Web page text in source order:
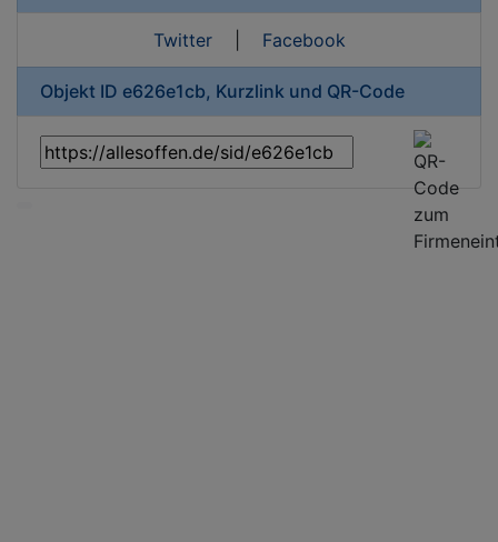
Twitter| Facebook
Objekt ID e626e1cb, Kurzlink und QR-Code